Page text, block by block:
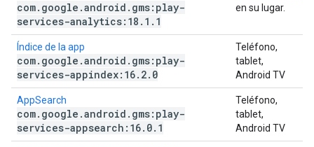
com. google .android . gms:play-
services-analytics:18 . 1 . 1
en su lugar.
Índice de la app
com. google .android . gms:play-
services-appindex:16. 2. 0
Teléfono,
tablet,
Android TV
AppSearch
com. google .android . gms:play-
services-appsearch:16. 0. 1
Teléfono,
tablet,
Android TV